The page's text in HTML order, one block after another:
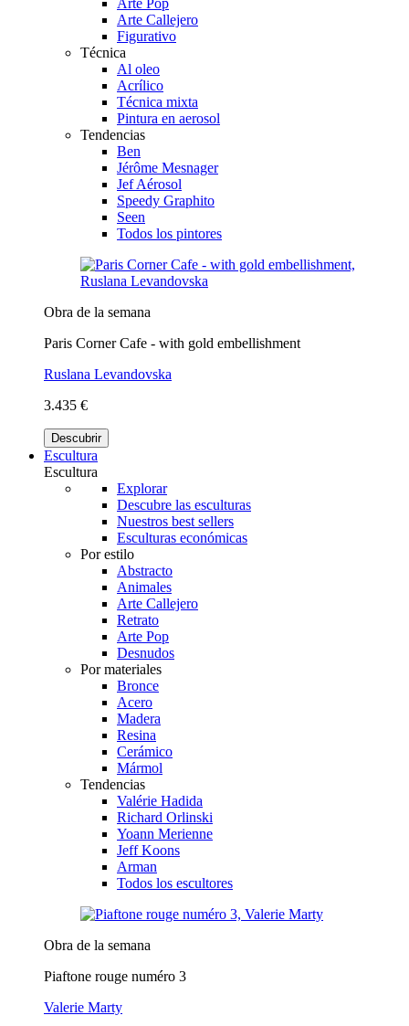
Arte Callejero
Figurativo
Técnica
Al oleo
Acrílico
Técnica mixta
Pintura en aerosol
Tendencias
Ben
Jérôme Mesnager
Jef Aérosol
Speedy Graphito
Seen
Todos los pintores
Obra de la semana
Paris Corner Cafe - with gold embellishment
Ruslana Levandovska
3.435 €
Descubrir
Escultura
Escultura
Explorar
Descubre las esculturas
Nuestros best sellers
Esculturas económicas
Por estilo
Abstracto
Animales
Arte Callejero
Retrato
Arte Pop
Desnudos
Por materiales
Bronce
Acero
Madera
Resina
Cerámico
Mármol
Tendencias
Valérie Hadida
Richard Orlinski
Yoann Merienne
Jeff Koons
Arman
Todos los escultores
Obra de la semana
Piaftone rouge numéro 3
Valerie Marty